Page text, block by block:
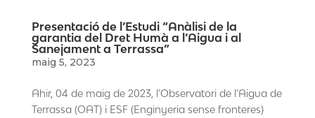
Presentació de l’Estudi “Anàlisi de la
garantia del Dret Humà a l’Aigua i al
Sanejament a Terrassa”
maig 5, 2023
Ahir, 04 de maig de 2023, l’Observatori de l’Aigua de
Terrassa (OAT) i ESF (Enginyeria sense fronteres)